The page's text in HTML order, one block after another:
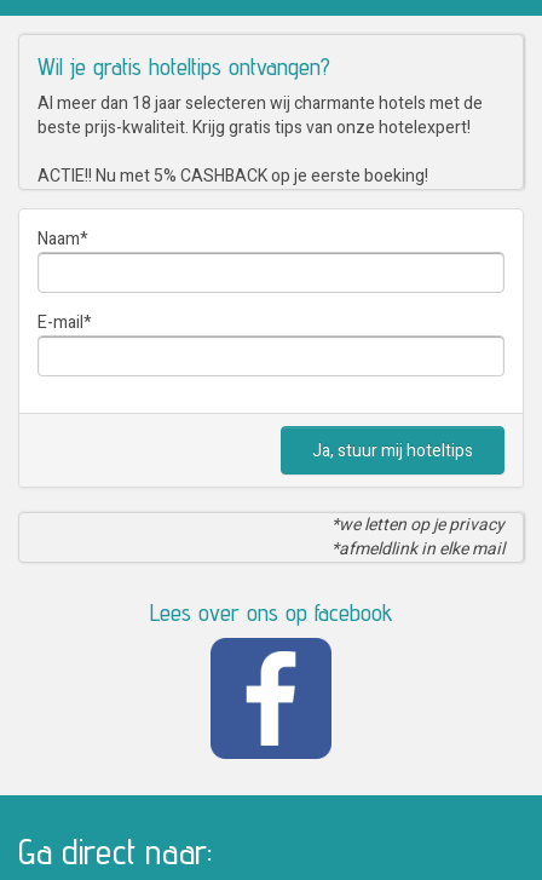
Wil je gratis hoteltips ontvangen?
Al meer dan 18 jaar selecteren wij charmante hotels met de
beste prijs-kwaliteit. Krijg gratis tips van onze hotelexpert!
ACTIE!! Nu met 5% CASHBACK op je eerste boeking!
Naam*
E-mail*
Ja, stuur mij hoteltips
*we letten op je privacy
*afmeldlink in elke mail
Lees over ons op facebook
Ga direct naar: